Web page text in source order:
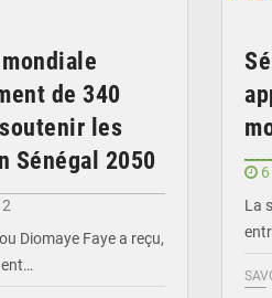
de 340
les
Sénégal 2050
Diomaye Faye a reçu,
La